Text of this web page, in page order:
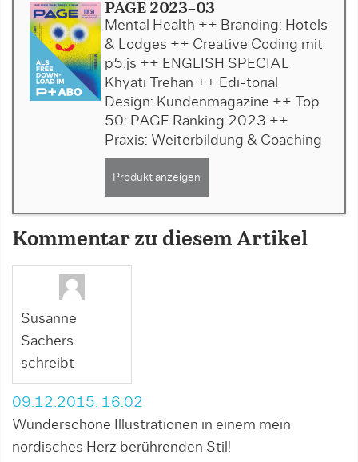
PAGE 2023-03
Mental Health ++ Branding: Hotels
& Lodges ++ Creative Coding mit
p5.js ++ ENGLISH SPECIAL
Khyati Trehan ++ Edi-torial
Design: Kundenmagazine ++ Top
50: PAGE Ranking 2023 ++
Praxis: Weiterbildung & Coaching
Produkt anzeigen
Kommentar zu diesem Artikel
Susanne
Sachers
schreibt
09.12.2015, 16:02
Wunderschöne Illustrationen in einem mein
nordisches Herz berührenden Stil!